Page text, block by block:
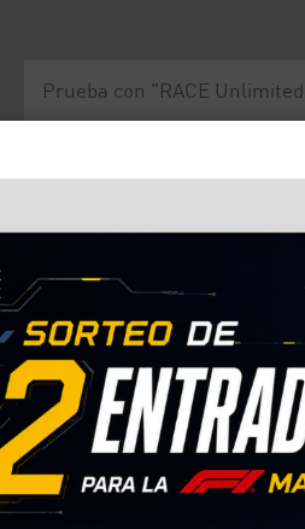
¿a qué organismo corresponden?
¿a qué
entre otros motivos,
oficial del Estado.